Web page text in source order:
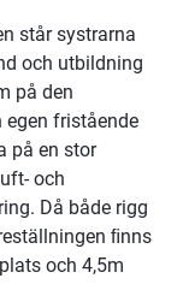
står systrarna
och utbildning
på den
egen fristående
på en stor
och
Då både rigg
ﬁnns
och 4,5m